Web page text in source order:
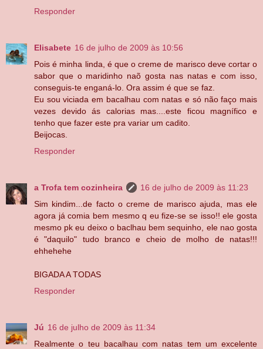
Responder
Elisabete 16 de julho de 2009 às 10:56
Pois é minha linda, é que o creme de marisco deve cortar o
sabor que o maridinho naõ gosta nas natas e com isso,
conseguis-te enganá-lo. Ora assim é que se faz.
Eu sou viciada em bacalhau com natas e só não faço mais
vezes devido ás calorias mas....este ficou magnífico e
tenho que fazer este pra variar um cadito.
Beijocas.
Responder
a Trofa tem cozinheira
16 de julho de 2009 às 11:23
Sim kindim...de facto o creme de marisco ajuda, mas ele
agora já comia bem mesmo q eu fize-se se isso!! ele gosta
mesmo pk eu deixo o baclhau bem sequinho, ele nao gosta
é "daquilo" tudo branco e cheio de molho de natas!!!
ehhehehe
BIGADA A TODAS
Responder
Jú 16 de julho de 2009 às 11:34
Realmente o teu bacalhau com natas tem um excelente